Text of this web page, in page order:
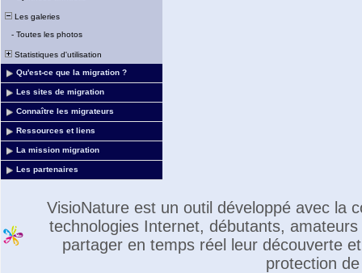
Les galeries
- Toutes les photos
Statistiques d'utilisation
Qu'est-ce que la migration ?
Les sites de migration
Connaître les migrateurs
Ressources et liens
La mission migration
Les partenaires
VisioNature est un outil développé avec la
technologies Internet, débutants,
partager en temps réel leur découverte
protection